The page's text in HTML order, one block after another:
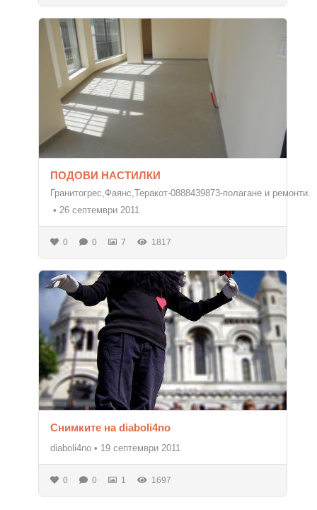
ПОДОВИ НАСТИЛКИ
Гранитогрес,Фаянс,Теракот-0888439873-полагане и ремонти.
• 26 септември 2011
0 0 7 1817
Снимките на diaboli4no
diaboli4no • 19 септември 2011
0 0 1 1697